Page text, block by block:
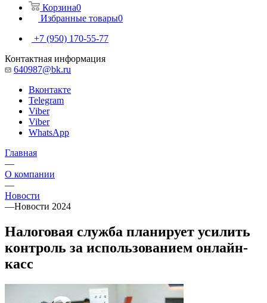
Корзина0
Избранные товары0
+7 (950) 170-55-77
Контактная информация
640987@bk.ru
Вконтакте
Telegram
Viber
Viber
WhatsApp
Главная
—
О компании
—
Новости
—Новости 2024
Налоговая служба планирует усилить
контроль за использованием онлайн-
касс